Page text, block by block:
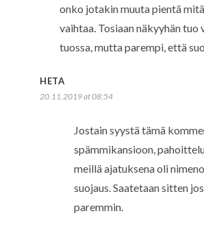
onko jotakin muuta pientä
vaihtaa. Tosiaan näkyyhän tuo
tuossa, mutta parempi, että
HETA
20.11.2019 at 08:54
Jostain syystä tämä
spämmikansioon,
meillä ajatuksena oli
suojaus. Saatetaan sitten
paremmin.